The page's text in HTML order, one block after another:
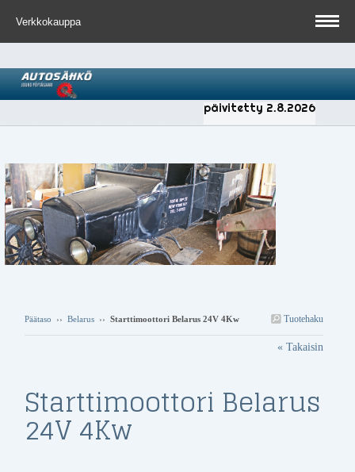
Verkkokauppa
päivitetty 2.8.2026
Tuotehaku
Päätaso ›› Belarus ›› Starttimoottori Belarus 24V 4Kw
« Takaisin
Starttimoottori Belarus
24V 4Kw